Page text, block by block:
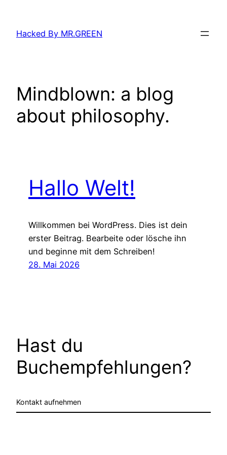
springen
Hacked By MR.GREEN
Mindblown: a blog
about philosophy.
Hallo Welt!
Willkommen bei WordPress. Dies ist dein
erster Beitrag. Bearbeite oder lösche ihn
und beginne mit dem Schreiben!
28. Mai 2026
Hast du
Buchempfehlungen?
Kontakt aufnehmen